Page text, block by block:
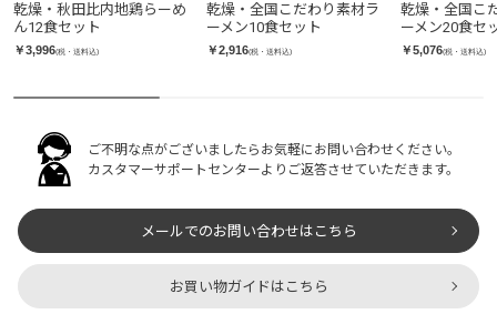
乾燥・秋田比内地鶏らーめ
ん12食セット
￥3,996(税・送料込)
乾燥・全国こだわり素材ラ
ーメン10食セット
￥2,916(税・送料込)
乾燥・全国こ
ーメン20食セ
￥5,076(税・送料込)
ご不明な点がございましたらお気軽にお問い合わせください。
カスタマーサポートセンターよりご返答させていただきます。
メールでのお問い合わせはこちら
お買い物ガイドはこちら